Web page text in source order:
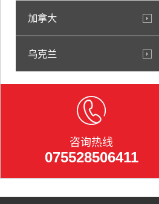
加拿大
乌克兰
咨询热线
075528506411